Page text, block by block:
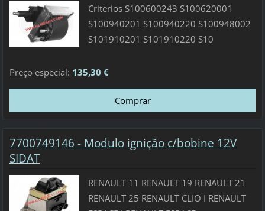
Criterios S100600243 S100620001
S100940201 S100940220 S100948002
S101910201 S101910220 S10
Preço especial: 135,30 €
7700749146 - Modulo ignição c/bobine 12V
SIDAT
RENAULT 11 RENAULT 19 RENAULT 21
RENAULT 25 RENAULT CLIO I RENAULT